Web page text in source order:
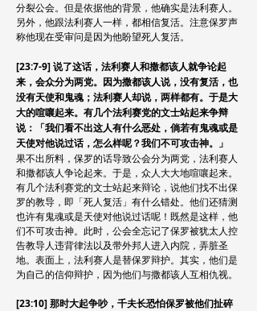
分裂公会。但是依据他的背景，他确实是法利赛人。
另外，他跟法利赛人一样，都相信复活。注意保罗声
称他现在受审问是因为他盼望死人复活。
[23:7-9] 说了这话，法利赛人和撒都该人就争论起
来，会众分为两党。因为撒都该人说，没有复活，也
没有天使和鬼魂；法利赛人却说，两样都有。于是大
大的喧嚷起来。有几个法利赛党的文士站起来争辩
说：「我们看不出这人有什么恶处，倘若有鬼魂或是
天使对他说过话，怎么样呢？我们不可攻击神。」
果不出所料，保罗的话导致公会分为两党，法利赛人
和撒都该人争论起来。于是，众人大大地喧嚷起来。
有几个法利赛党的文士站起来辩论，说他们找不出保
罗的教导，即「死人复活」有什么错处。他们还猜测
也许有鬼魂或是天使对他说过话呢！既然是这样，他
们不可攻击神。此时，公会全忘记了保罗被犹太人控
告教导人违背律法以及带外邦人进入内院，弄脏圣
地。表面上，法利赛人是替保罗辩护。其实，他们是
为自己的信仰辩护，因为他们与撒都该人互相仇视。
[23:10] 那时大起争吵，千夫长恐怕保罗被他们扯碎